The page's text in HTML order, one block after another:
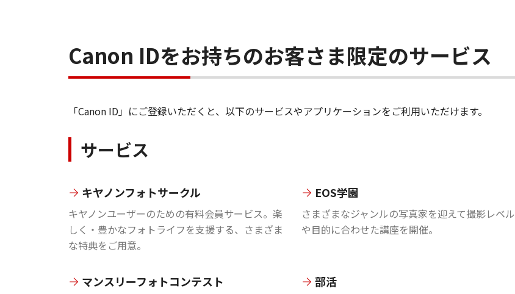
Canon IDをお持ちのお客さま限定のサービス
「Canon ID」にご登録いただくと、以下のサービスやアプリケーションをご利用いただけます。
サービス
キヤノンフォトサークル
キヤノンユーザーのための有料会員サービス。楽
しく・豊かなフォトライフを支援する、さまざま
な特典をご用意。
EOS学園
さまざまなジャンルの写真家を迎えて撮影レベル
や目的に合わせた講座を開催。
マンスリーフォトコンテスト 部活